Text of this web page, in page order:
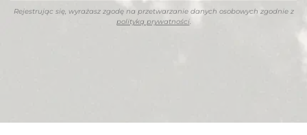
Rejestrując się, wyrażasz zgodę na przetwarzanie danych osobowych zgodnie z
polityką prywatności.